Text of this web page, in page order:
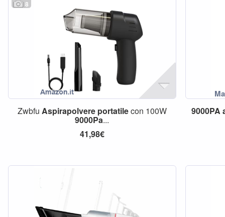
8
Zwbfu Aspirapolvere portatilecon 100W
9000Pa...
41,98€
9000PA